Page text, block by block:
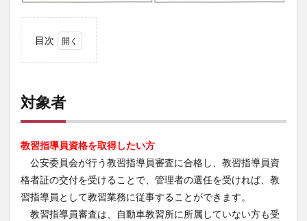
目次
2
公安
会が
行う
教習
指導
員審
内容
対象者
教習指導員資格を取得したい方
公安委員会が行う教習指導員審査に合格し、教習指導員資
格者証の交付を受けることで、管理者の選任を受ければ、教
習指導員として教習業務に従事することができます。
教習指導員審査は、自動車教習所に所属していない方も受